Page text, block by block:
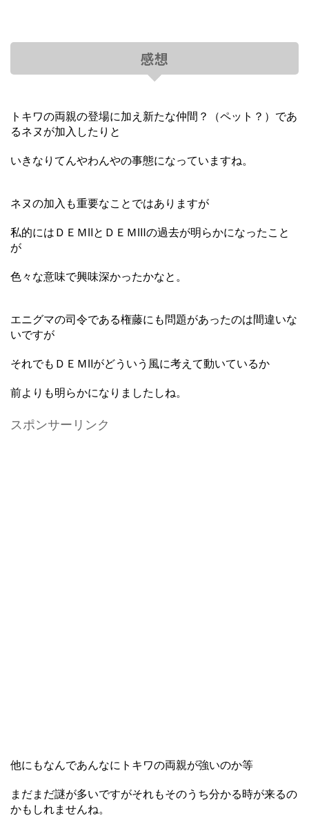
感想
トキワの両親の登場に加え新たな仲間？（ペット？）であ
るネヌが加入したりと
いきなりてんやわんやの事態になっていますね。
ネヌの加入も重要なことではありますが
私的にはＤＥＭⅡとＤＥＭⅢの過去が明らかになったこと
が
色々な意味で興味深かったかなと。
エニグマの司令である権藤にも問題があったのは間違いな
いですが
それでもＤＥＭⅡがどういう風に考えて動いているか
前よりも明らかになりましたしね。
スポンサーリンク
他にもなんであんなにトキワの両親が強いのか等
まだまだ謎が多いですがそれもそのうち分かる時が来るの
かもしれませんね。